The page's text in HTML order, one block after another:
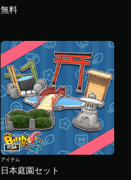
無料
日本庭園セット
PS4
アイテム